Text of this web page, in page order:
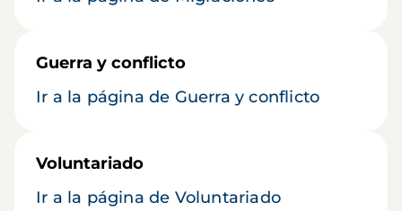
Guerra y conflicto
Ir a la página de Guerra y conflicto
Voluntariado
Ir a la página de Voluntariado